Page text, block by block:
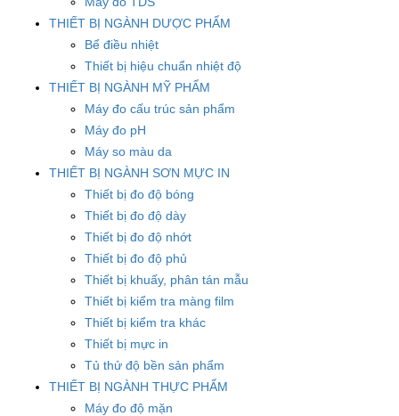
THIẾT BỊ NGÀNH DƯỢC PHẨM
Bể điều nhiệt
Thiết bị hiệu chuẩn nhiệt độ
THIẾT BỊ NGÀNH MỸ PHẨM
Máy đo cấu trúc sản phẩm
Máy đo pH
Máy so màu da
THIẾT BỊ NGÀNH SƠN MỰC IN
Thiết bị đo độ bóng
Thiết bị đo độ dày
Thiết bị đo độ nhớt
Thiết bị đo độ phủ
Thiết bị khuấy, phân tán mẫu
Thiết bị kiểm tra màng film
Thiết bị kiểm tra khác
Thiết bị mực in
Tủ thử độ bền sản phẩm
THIẾT BỊ NGÀNH THỰC PHẨM
Máy đo độ mặn